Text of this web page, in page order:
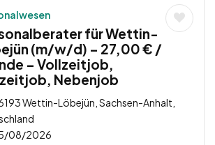
für Wettin-
(m/w/d) – 27,00 € /
– Vollzeitjob,
Nebenjob
Wettin-Löbejün, Sachsen-Anhalt,
08/2026